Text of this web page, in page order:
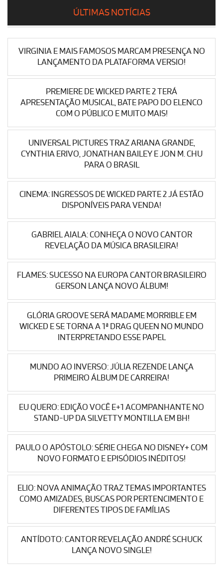
ÚLTIMAS NOTÍCIAS
VIRGINIA E MAIS FAMOSOS MARCAM PRESENÇA NO
LANÇAMENTO DA PLATAFORMA VERSIO!
PREMIERE DE WICKED PARTE 2 TERÁ
APRESENTAÇÃO MUSICAL, BATE PAPO DO ELENCO
COM O PÚBLICO E MUITO MAIS!
UNIVERSAL PICTURES TRAZ ARIANA GRANDE,
CYNTHIA ERIVO, JONATHAN BAILEY E JON M. CHU
PARA O BRASIL
CINEMA: INGRESSOS DE WICKED PARTE 2 JÁ ESTÃO
DISPONÍVEIS PARA VENDA!
GABRIEL AIALA: CONHEÇA O NOVO CANTOR
REVELAÇÃO DA MÚSICA BRASILEIRA!
FLAMES: SUCESSO NA EUROPA CANTOR BRASILEIRO
GERSON LANÇA NOVO ÁLBUM!
GLÓRIA GROOVE SERÁ MADAME MORRIBLE EM
WICKED E SE TORNA A 1ª DRAG QUEEN NO MUNDO
INTERPRETANDO ESSE PAPEL
MUNDO AO INVERSO: JÚLIA REZENDE LANÇA
PRIMEIRO ÁLBUM DE CARREIRA!
EU QUERO: EDIÇÃO VOCÊ E+1 ACOMPANHANTE NO
STAND-UP DA SILVETTY MONTILLA EM BH!
PAULO O APÓSTOLO: SÉRIE CHEGA NO DISNEY+ COM
NOVO FORMATO E EPISÓDIOS INÉDITOS!
ELIO: NOVA ANIMAÇÃO TRAZ TEMAS IMPORTANTES
COMO AMIZADES, BUSCAS POR PERTENCIMENTO E
DIFERENTES TIPOS DE FAMÍLIAS
ANTÍDOTO: CANTOR REVELAÇÃO ANDRÉ SCHUCK
LANÇA NOVO SINGLE!